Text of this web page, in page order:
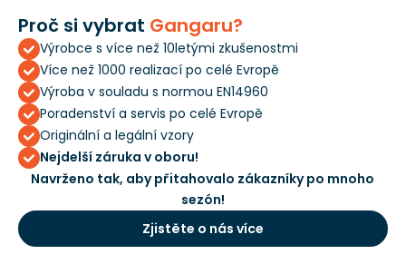
Proč si vybrat Gangaru?
Výrobce s více než 10letými zkušenostmi
Více než 1000 realizací po celé Evropě
Výroba v souladu s normou EN14960
Poradenství a servis po celé Evropě
Originální a legální vzory
Nejdelší záruka v oboru!
Navrženo tak, aby přitahovalo zákazníky po mnoho
sezón!
Zjistěte o nás více